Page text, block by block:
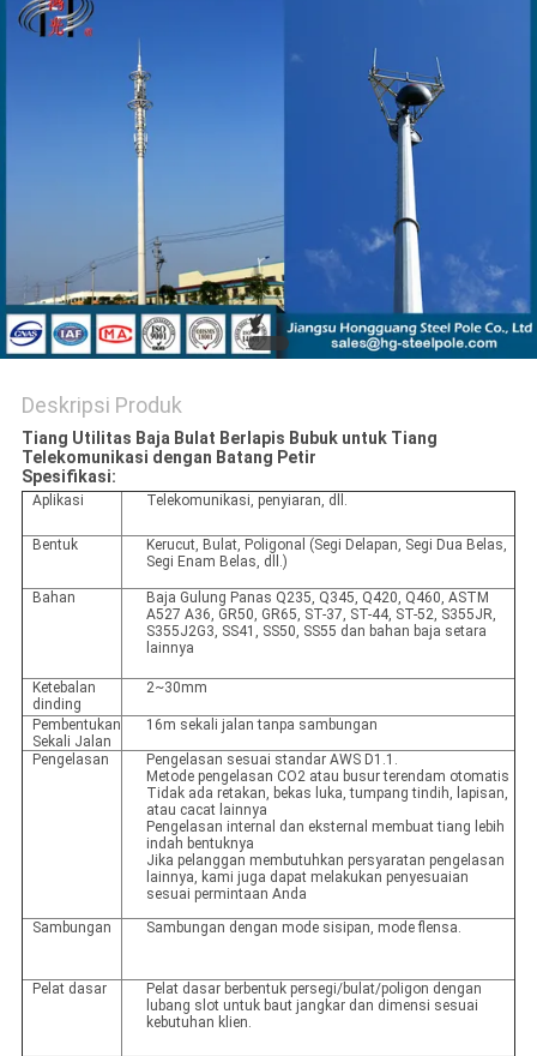
PERMINTAAN
PENAWARAN
SITEMAP
KEBIJAKAN
PRIBADI
Deskripsi Produk
Tiang Utilitas Baja Bulat Berlapis Bubuk untuk Tiang
Telekomunikasi dengan Batang Petir
Spesifikasi:
Aplikasi Telekomunikasi, penyiaran, dll.
Bentuk
Kerucut, Bulat, Poligonal (Segi Delapan, Segi Dua Belas,
Segi Enam Belas, dll.)
Bahan
Baja Gulung Panas Q235, Q345, Q420, Q460, ASTM
A527 A36, GR50, GR65, ST-37, ST-44, ST-52, S355JR,
S355J2G3, SS41, SS50, SS55 dan bahan baja setara
lainnya
Ketebalan
dinding
2~30mm
Pembentukan
Sekali Jalan
16m sekali jalan tanpa sambungan
Pengelasan
Pengelasan sesuai standar AWS D1.1.
Metode pengelasan CO2 atau busur terendam otomatis
Tidak ada retakan, bekas luka, tumpang tindih, lapisan,
atau cacat lainnya
Pengelasan internal dan eksternal membuat tiang lebih
indah bentuknya
Jika pelanggan membutuhkan persyaratan pengelasan
lainnya, kami juga dapat melakukan penyesuaian
sesuai permintaan Anda
Sambungan
Sambungan dengan mode sisipan, mode flensa.
Pelat dasar
Pelat dasar berbentuk persegi/bulat/poligon dengan
lubang slot untuk baut jangkar dan dimensi sesuai
kebutuhan klien.